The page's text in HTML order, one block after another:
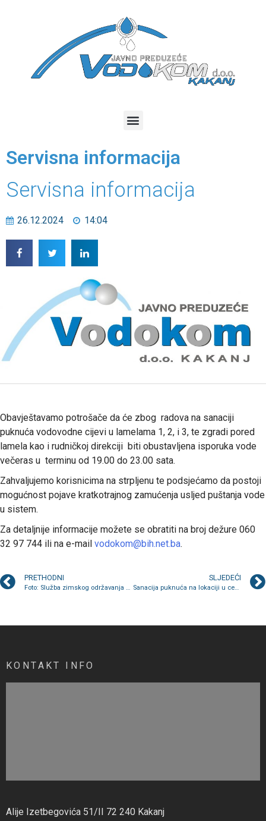
Servisna informacija
Servisna informacija
26.12.2024 14:04
Obavještavamo potrošače da će zbog radova na sanaciji
puknuća vodovodne cijevi u lamelama 1, 2, i 3, te zgradi pored
lamela kao i rudničkoj direkciji biti obustavljena isporuka vode
večeras u terminu od 19.00 do 23.00 sata.
Zahvaljujemo korisnicima na strpljenu te podsjećamo da postoji
mogućnost pojave kratkotrajnog zamućenja usljed puštanja vode
u sistem.
Za detaljnije informacije možete se obratiti na broj dežure 060
32 97 744 ili na e-mail vodokom@bih.net.ba.
PRETHODNI
Foto: Služba zimskog održavanja saobraćajnica 26.12.2024.g
SLJEDEĆI
Sanacija puknuća na lokaciji u centru grada završena jutros u tri sata
KONTAKT INFO
Alije Izetbegovića 51/II 72 240 Kakanj